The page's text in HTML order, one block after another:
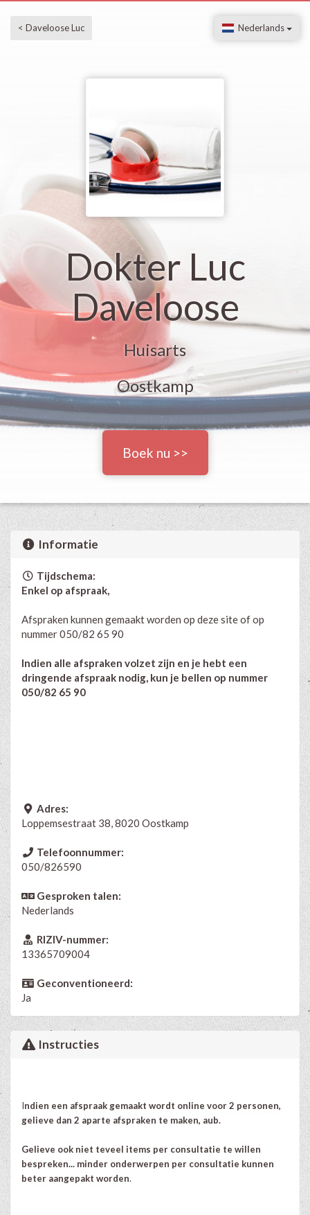
< Daveloose Luc Nederlands
Dokter Luc
Daveloose
Huisarts
Oostkamp
Boek nu >>
Informatie
Tijdschema:
Enkel op afspraak,
Afspraken kunnen gemaakt worden op deze site of op
nummer 050/82 65 90
Indien alle afspraken volzet zijn en je hebt een
dringende afspraak nodig, kun je bellen op nummer
050/82 65 90
Adres:
Loppemsestraat 38, 8020 Oostkamp
Telefoonnummer:
050/826590
Gesproken talen:
Nederlands
RIZIV-nummer:
13365709004
Geconventioneerd:
Ja
Instructies
Indien een afspraak gemaakt wordt online voor 2 personen,
gelieve dan 2 aparte afspraken te maken, aub.
Gelieve ook niet teveel items per consultatie te willen
bespreken... minder onderwerpen per consultatie kunnen
beter aangepakt worden.